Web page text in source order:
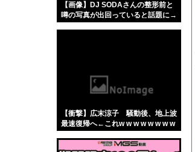
【画像】DJ SODAさんの整形前と
噂の写真が出回っていると話題に→
【衝撃】広末涼子 騒動後、地上波
最速復帰へ←これw w w w w w w w